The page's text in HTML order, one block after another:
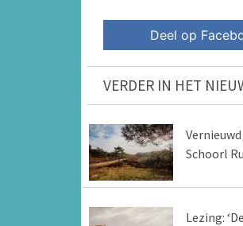
Deel op
VERDER IN HET
Schoorl
Lezing: